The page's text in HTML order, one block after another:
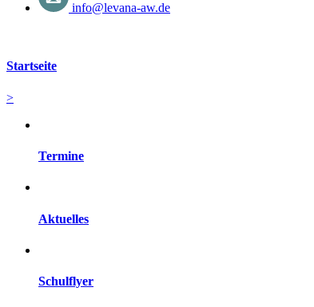
info@levana-aw.de
Startseite
>
Termine
Aktuelles
Schulflyer